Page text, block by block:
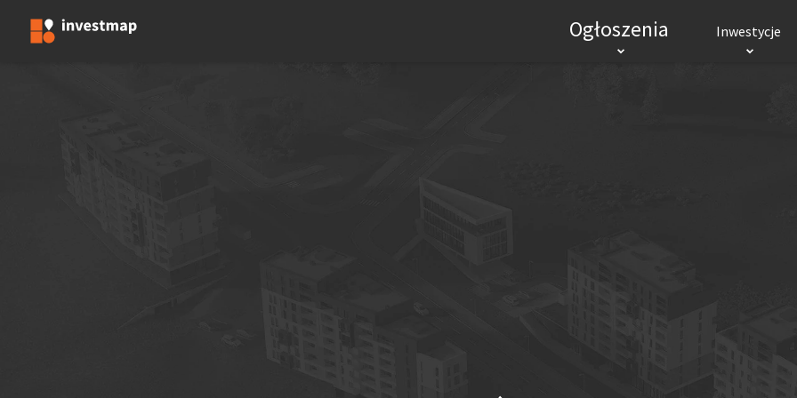
Ogłoszenia Inwestycje